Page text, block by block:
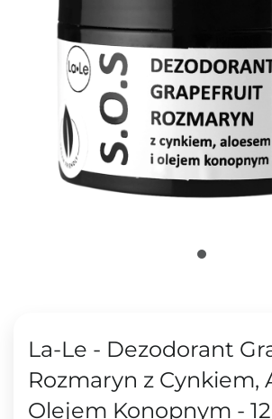
La-Le - Dezodorant
Rozmaryn z Cynkiem,
Olejem Konopnym -